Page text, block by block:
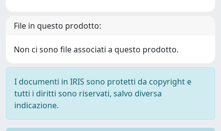
File in questo prodotto:
Non ci sono file associati a questo prodotto.
I documenti in IRIS sono protetti da copyright e
tutti i diritti sono riservati, salvo diversa
indicazione.